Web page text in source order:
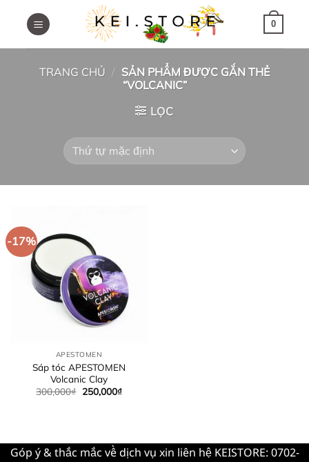
0
TRANG CHỦ / SẢN PHẨM ĐƯỢC GẮN THẺ
“VOLCANIC”
LỌC
-17%
APESTOMEN
Sáp tóc APESTOMEN
Volcanic Clay
300,000₫ 250,000₫
Góp ý & thắc mắc về dịch vụ xin liên hệ KEISTORE: 0702-